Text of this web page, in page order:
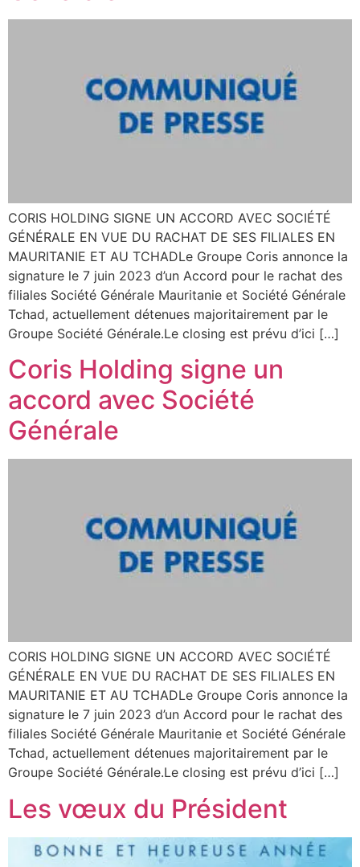
CORIS HOLDING SIGNE UN ACCORD AVEC SOCIÉTÉ
GÉNÉRALE EN VUE DU RACHAT DE SES FILIALES EN
MAURITANIE ET AU TCHADLe Groupe Coris annonce la
signature le 7 juin 2023 d’un Accord pour le rachat des
filiales Société Générale Mauritanie et Société Générale
Tchad, actuellement détenues majoritairement par le
Groupe Société Générale.Le closing est prévu d’ici […]
Coris Holding signe un
accord avec Société
Générale
CORIS HOLDING SIGNE UN ACCORD AVEC SOCIÉTÉ
GÉNÉRALE EN VUE DU RACHAT DE SES FILIALES EN
MAURITANIE ET AU TCHADLe Groupe Coris annonce la
signature le 7 juin 2023 d’un Accord pour le rachat des
filiales Société Générale Mauritanie et Société Générale
Tchad, actuellement détenues majoritairement par le
Groupe Société Générale.Le closing est prévu d’ici […]
Les vœux du Président